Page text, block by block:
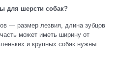
для шерсти собак?
— размер лезвия, длина зубцов
может иметь ширину от
и крупных собак нужны